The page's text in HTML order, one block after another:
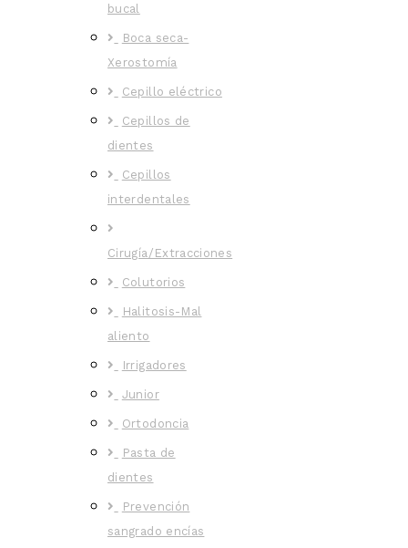
bucal
Boca seca-
Xerostomía
Cepillo eléctrico
Cepillos de
dientes
Cepillos
interdentales
Cirugía/Extracciones
Colutorios
Halitosis-Mal
aliento
Irrigadores
Junior
Ortodoncia
Pasta de
dientes
Prevención
sangrado encías